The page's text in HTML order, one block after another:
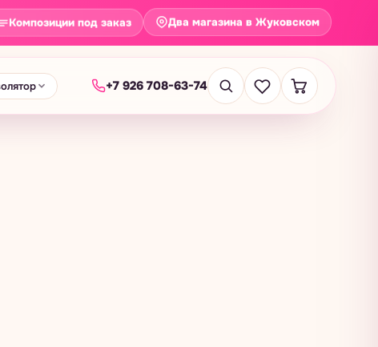
Композиции под заказ Два магазина в Жуковском
+7 926 708-63-74